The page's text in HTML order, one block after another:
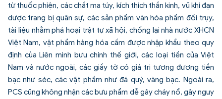
từ thuốc phiện, các chất ma túy, kích thích thần kinh, vũ khí đạn
dược trang bị quân sự, các sản phẩm văn hóa phẩm đồi trụy,
tài liệu nhằm phá hoại trật tự xã hội, chống lại nhà nước XHCN
Việt Nam, vật phẩm hàng hóa cấm được nhập khẩu theo quy
định của Liên minh bưu chính thế giới, các loại tiền của Việt
Nam và nước ngoài, các giấy tờ có giá trị tương đương tiền
bạc như séc, các vật phẩm như đá quý, vàng bạc. Ngoài ra,
PCS cũng không nhận các bưu phẩm dễ gây cháy nổ, gây nguy